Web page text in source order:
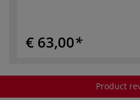
€ 63,00
Product